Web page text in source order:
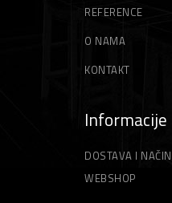
REFERENCE
O NAMA
KONTAKT
Informacije
DOSTAVA I
WEBSHOP